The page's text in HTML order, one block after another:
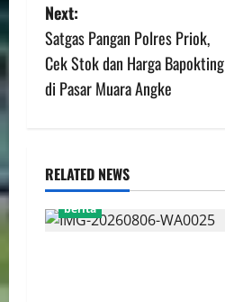
Next:
Satgas Pangan Polres Priok,
Cek Stok dan Harga Bapokting
di Pasar Muara Angke
RELATED NEWS
berita